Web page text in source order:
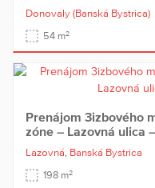
Donovaly (Banská Bystrica)
54 m2
Prenájom 3izbového
zóne – Lazovná ulica
Lazovná, Banská Bystrica
198 m2